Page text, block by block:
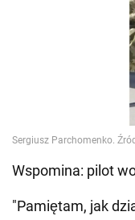
Wspomina: pilot
"Pamiętam, jak